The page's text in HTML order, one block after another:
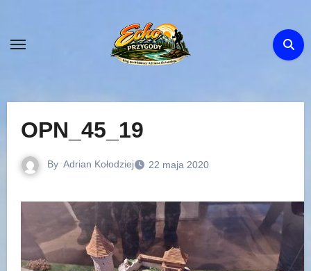
content
OPN_45_19
By Adrian Kołodziej 22 maja 2020